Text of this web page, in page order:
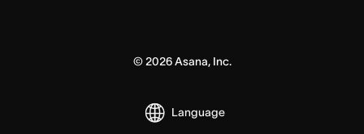
©2026Asana, Inc.
Language